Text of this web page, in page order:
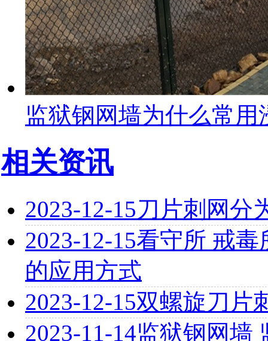
监狱钢网墙为什么常
相关资讯
2023-12-15刀片刺网分
2023-12-15看守所 戒毒
的应用方式
2023-12-15双螺旋刀片
2023-11-14监狱钢网墙